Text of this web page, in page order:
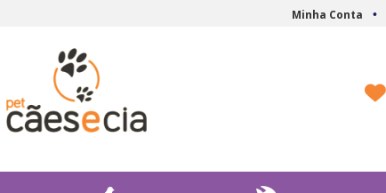
Minha Conta